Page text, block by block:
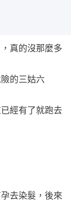
真的沒那麼多
的三姑六
經有了就跑去
去染髮，後來